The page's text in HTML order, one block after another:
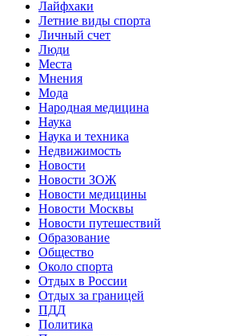
Лайфхаки
Летние виды спорта
Личный счет
Люди
Места
Мнения
Мода
Народная медицина
Наука
Наука и техника
Недвижимость
Новости
Новости ЗОЖ
Новости медицины
Новости Москвы
Новости путешествий
Образование
Общество
Около спорта
Отдых в России
Отдых за границей
ПДД
Политика